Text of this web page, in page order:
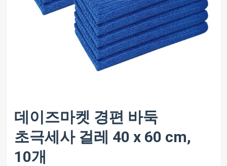
데이즈마켓 경편 바둑
초극세사 걸레 40 x 60 cm,
10개